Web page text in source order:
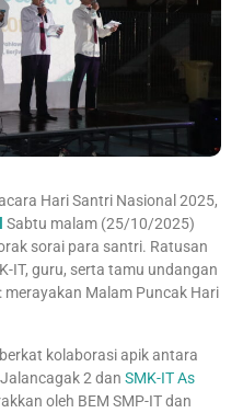
Hari Santri Nasional 2025,
Sabtu malam (25/10/2025)
sorai para santri. Ratusan
IT, guru, serta tamu undangan
Malam Puncak Hari
kolaborasi apik antara
2 dan SMK-IT As
oleh BEM SMP-IT dan